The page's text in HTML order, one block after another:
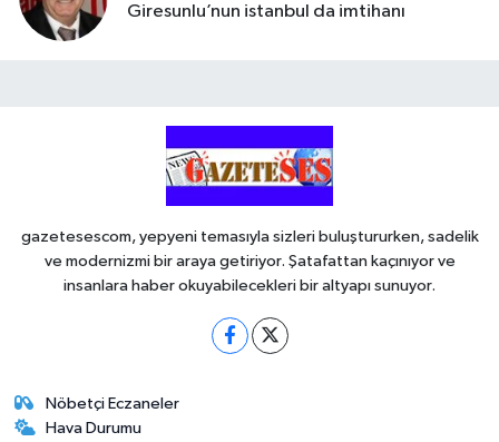
Giresunlu’nun istanbul da imtihanı
gazetesescom, yepyeni temasıyla sizleri buluştururken, sadelik
ve modernizmi bir araya getiriyor. Şatafattan kaçınıyor ve
insanlara haber okuyabilecekleri bir altyapı sunuyor.
Nöbetçi Eczaneler
Hava Durumu